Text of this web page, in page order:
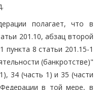
полагает, что в
201.10, абзац второй
пункта 8 статьи 201.15-1
(банкротстве)"
34 (часть 1) и 35 (части
в той мере, в